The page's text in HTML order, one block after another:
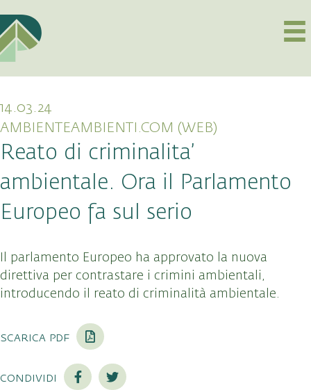
14.03.24
AMBIENTEAMBIENTI.COM (WEB)
Reato di criminalita’
ambientale. Ora il Parlamento
Europeo fa sul serio
Il parlamento Europeo ha approvato la nuova
direttiva per contrastare i crimini ambientali,
introducendo il reato di criminalità ambientale.
scarica pdf
condividi